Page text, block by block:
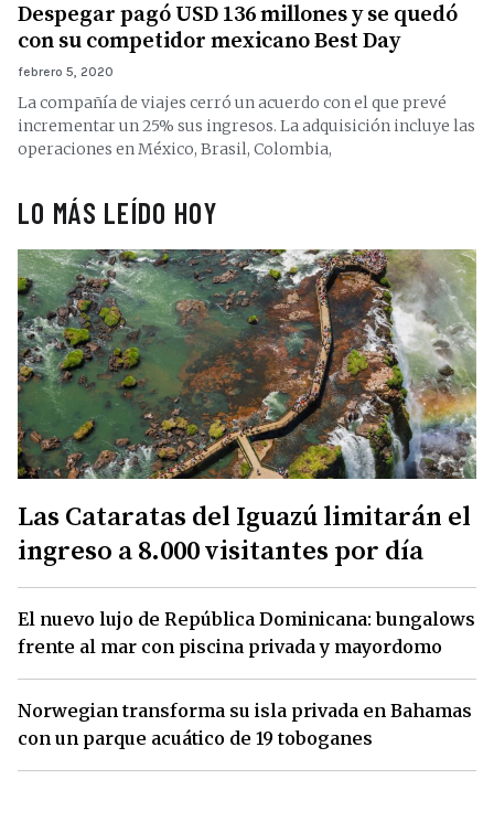
Despegar pagó USD 136 millones y se quedó
con su competidor mexicano Best Day
febrero 5, 2020
La compañía de viajes cerró un acuerdo con el que prevé
incrementar un 25% sus ingresos. La adquisición incluye las
operaciones en México, Brasil, Colombia,
LO MÁS LEÍDO HOY
Las Cataratas del Iguazú limitarán el
ingreso a 8.000 visitantes por día
El nuevo lujo de República Dominicana: bungalows
frente al mar con piscina privada y mayordomo
Norwegian transforma su isla privada en Bahamas
con un parque acuático de 19 toboganes